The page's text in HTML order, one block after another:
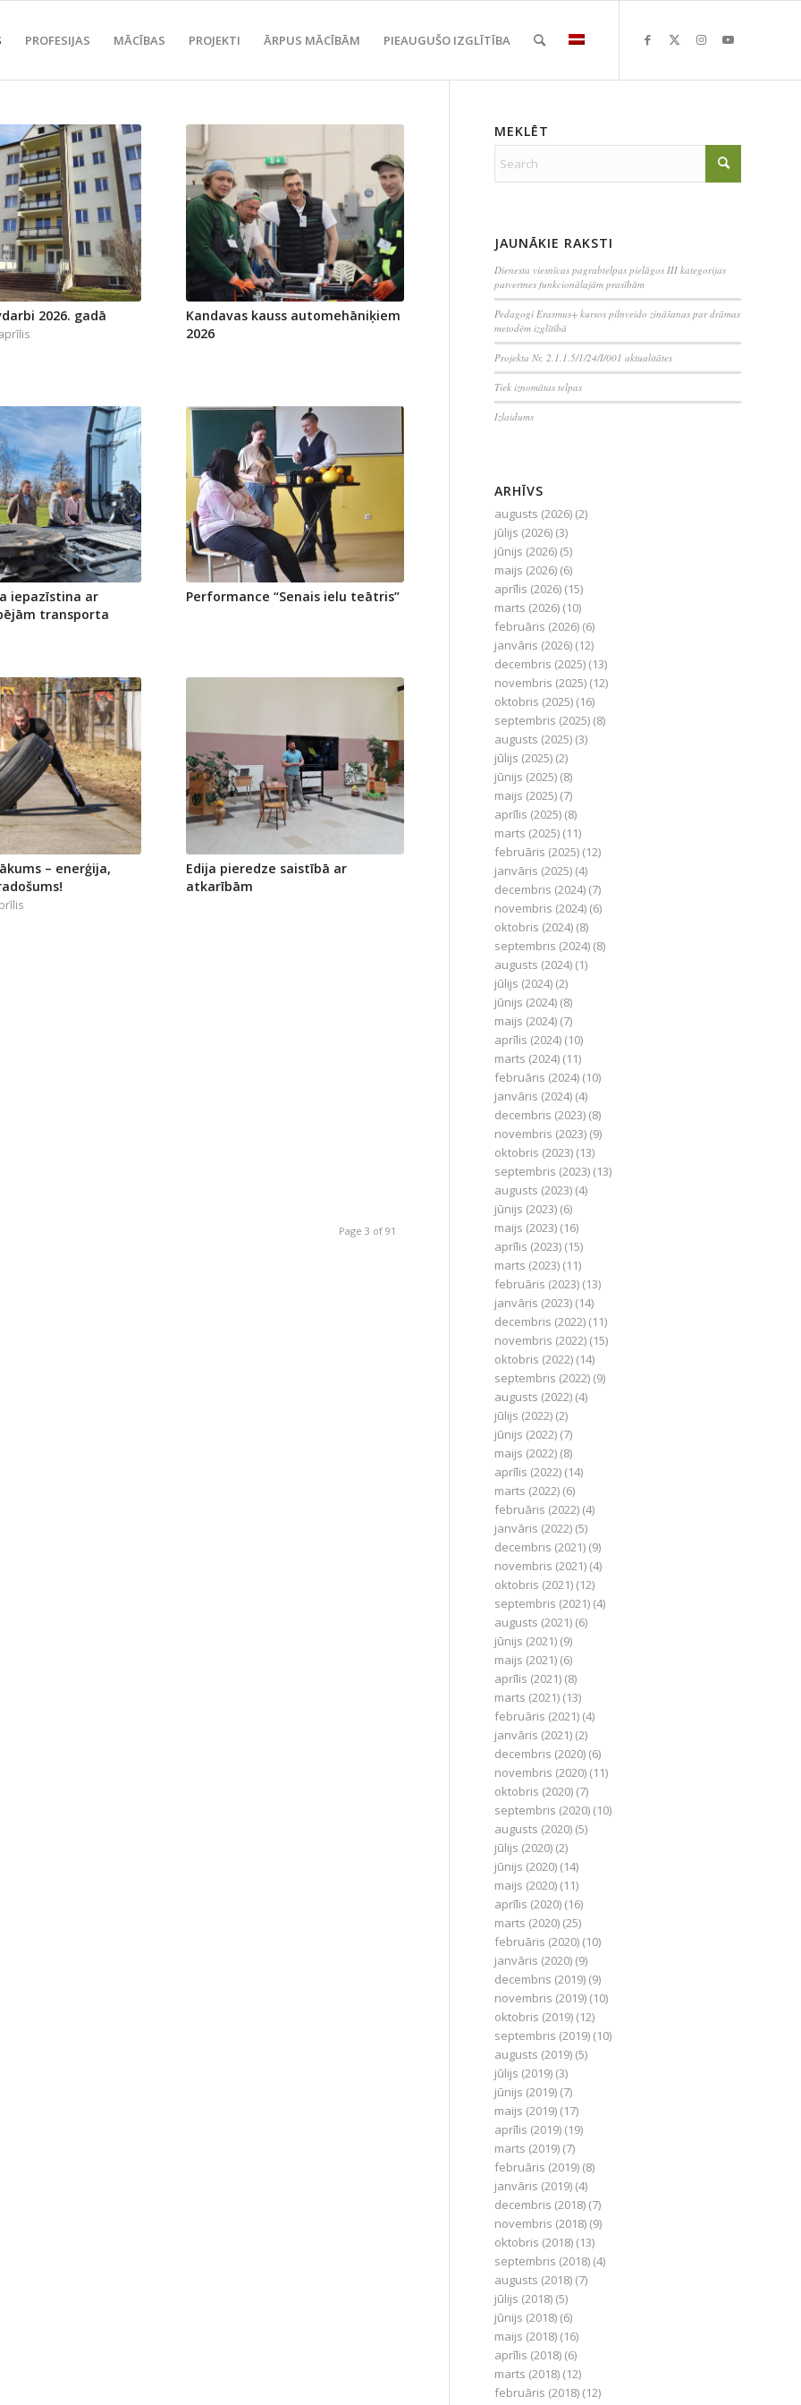
PROFESIJAS MĀCĪBAS PROJEKTI ĀRPUS MĀCĪBĀM PIEAUGUŠO IZGLĪTĪBA
2026. gadā
Kandavas kauss automehāniķiem
2026
iepazīstina ar
transporta
Performance “Senais ielu teātris”
– enerģija,
Edija pieredze saistībā ar
atkarībām
Page 3 of 91
MEKLĒT
JAUNĀKIE RAKSTI
Dienesta viesnīcas pagrabtelpas pielāgos III kategorijas
patvertnes funkcionālajām prasībām
Pedagogi Erasmus+ kursos pilnveido zināšanas par drāmas
metodēm izglītībā
Projekta Nr. 2.1.1.5/1/24/I/001 aktualitātes
Tiek iznomātas telpas
Izlaidums
ARHĪVS
augusts (2026) (2)
jūlijs (2026) (3)
jūnijs (2026) (5)
maijs (2026) (6)
aprīlis (2026) (15)
marts (2026) (10)
februāris (2026) (6)
janvāris (2026) (12)
decembris (2025) (13)
novembris (2025) (12)
oktobris (2025) (16)
septembris (2025) (8)
augusts (2025) (3)
jūlijs (2025) (2)
jūnijs (2025) (8)
maijs (2025) (7)
aprīlis (2025) (8)
marts (2025) (11)
februāris (2025) (12)
janvāris (2025) (4)
decembris (2024) (7)
novembris (2024) (6)
oktobris (2024) (8)
septembris (2024) (8)
augusts (2024) (1)
jūlijs (2024) (2)
jūnijs (2024) (8)
maijs (2024) (7)
aprīlis (2024) (10)
marts (2024) (11)
februāris (2024) (10)
janvāris (2024) (4)
decembris (2023) (8)
novembris (2023) (9)
oktobris (2023) (13)
septembris (2023) (13)
augusts (2023) (4)
jūnijs (2023) (6)
maijs (2023) (16)
aprīlis (2023) (15)
marts (2023) (11)
februāris (2023) (13)
janvāris (2023) (14)
decembris (2022) (11)
novembris (2022) (15)
oktobris (2022) (14)
septembris (2022) (9)
augusts (2022) (4)
jūlijs (2022) (2)
jūnijs (2022) (7)
maijs (2022) (8)
aprīlis (2022) (14)
marts (2022) (6)
februāris (2022) (4)
janvāris (2022) (5)
decembris (2021) (9)
novembris (2021) (4)
oktobris (2021) (12)
septembris (2021) (4)
augusts (2021) (6)
jūnijs (2021) (9)
maijs (2021) (6)
aprīlis (2021) (8)
marts (2021) (13)
februāris (2021) (4)
janvāris (2021) (2)
decembris (2020) (6)
novembris (2020) (11)
oktobris (2020) (7)
septembris (2020) (10)
augusts (2020) (5)
jūlijs (2020) (2)
jūnijs (2020) (14)
maijs (2020) (11)
aprīlis (2020) (16)
marts (2020) (25)
februāris (2020) (10)
janvāris (2020) (9)
decembris (2019) (9)
novembris (2019) (10)
oktobris (2019) (12)
septembris (2019) (10)
augusts (2019) (5)
jūlijs (2019) (3)
jūnijs (2019) (7)
maijs (2019) (17)
aprīlis (2019) (19)
marts (2019) (7)
februāris (2019) (8)
janvāris (2019) (4)
decembris (2018) (7)
novembris (2018) (9)
oktobris (2018) (13)
septembris (2018) (4)
augusts (2018) (7)
jūlijs (2018) (5)
jūnijs (2018) (6)
maijs (2018) (16)
aprīlis (2018) (6)
marts (2018) (12)
februāris (2018) (12)